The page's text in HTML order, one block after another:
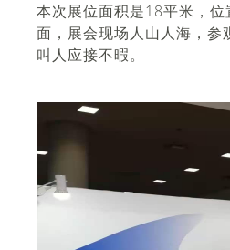
本次展位面积是18平米，
面，展会现场人山人海，参
叫人应接不暇。